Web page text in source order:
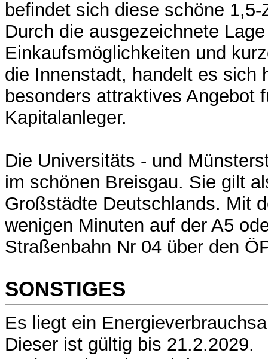
befindet sich diese schöne
Durch die ausgezeichnete
Einkaufsmöglichkeiten und
die Innenstadt, handelt es sich
besonders attraktives Angebot
Kapitalanleger.
Die Universitäts - und
im schönen Breisgau. Sie gilt
Großstädte Deutschlands. Mit
wenigen Minuten auf der A5
Straßenbahn Nr 04 über den
SONSTIGES
Es liegt ein
Dieser ist gültig bis 21.2.2029.